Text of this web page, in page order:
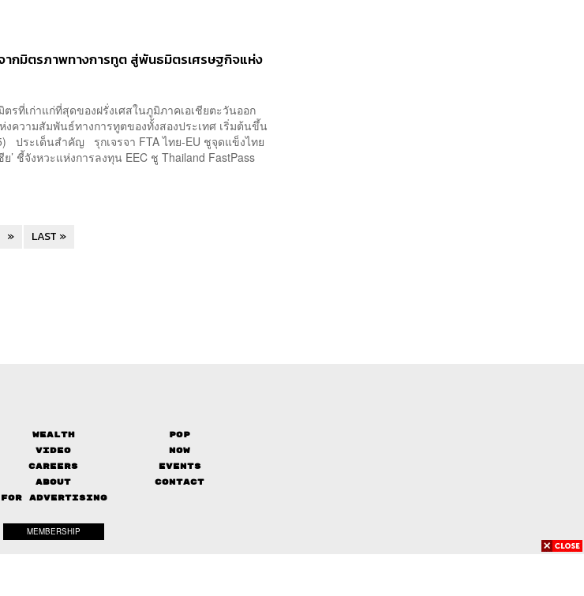
ากมิตรภาพทางการทูต สู่พันธมิตรเศรษฐกิจแห่ง
รที่เก่าแก่ที่สุดของฝรั่งเศสในภูมิภาคเอเชียตะวันออก
งความสัมพันธ์ทางการทูตของทั้งสองประเทศ เริ่มต้นขึ้น
ประเด็นสำคัญ รุกเจรจา FTA ไทย-EU ชูจุดแข็งไทย
ย’ ชี้จังหวะแห่งการลงทุน EEC ชู Thailand FastPass
» LAST »
Wealth
Pop
Video
Now
Careers
Events
About
Contact
FOR ADVERTISING
MEMBERSHIP